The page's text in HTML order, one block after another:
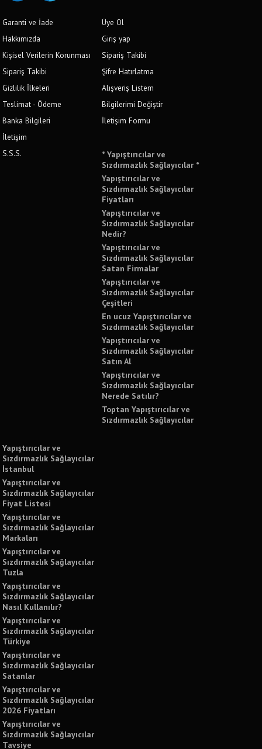
Garanti ve İade
Hakkımızda
Kişisel Verilerin Korunması
Sipariş Takibi
Gizlilik İlkeleri
Teslimat - Ödeme
Banka Bilgileri
İletişim
S.S.S.
Üye Ol
Giriş yap
Sipariş Takibi
Şifre Hatırlatma
Alışveriş Listem
Bilgilerimi Değiştir
İletişim Formu
* Yapıştırıcılar ve
Sızdırmazlık Sağlayıcılar *
Yapıştırıcılar ve
Sızdırmazlık Sağlayıcılar
Fiyatları
Yapıştırıcılar ve
Sızdırmazlık Sağlayıcılar
Nedir?
Yapıştırıcılar ve
Sızdırmazlık Sağlayıcılar
Satan Firmalar
Yapıştırıcılar ve
Sızdırmazlık Sağlayıcılar
Çeşitleri
En ucuz Yapıştırıcılar ve
Sızdırmazlık Sağlayıcılar
Yapıştırıcılar ve
Sızdırmazlık Sağlayıcılar
Satın Al
Yapıştırıcılar ve
Sızdırmazlık Sağlayıcılar
Nerede Satılır?
Toptan Yapıştırıcılar ve
Sızdırmazlık Sağlayıcılar
Yapıştırıcılar ve
Sızdırmazlık Sağlayıcılar
İstanbul
Yapıştırıcılar ve
Sızdırmazlık Sağlayıcılar
Fiyat Listesi
Yapıştırıcılar ve
Sızdırmazlık Sağlayıcılar
Markaları
Yapıştırıcılar ve
Sızdırmazlık Sağlayıcılar
Tuzla
Yapıştırıcılar ve
Sızdırmazlık Sağlayıcılar
Nasıl Kullanılır?
Yapıştırıcılar ve
Sızdırmazlık Sağlayıcılar
Türkiye
Yapıştırıcılar ve
Sızdırmazlık Sağlayıcılar
Satanlar
Yapıştırıcılar ve
Sızdırmazlık Sağlayıcılar
2026 Fiyatları
Yapıştırıcılar ve
Sızdırmazlık Sağlayıcılar
Tavsiye